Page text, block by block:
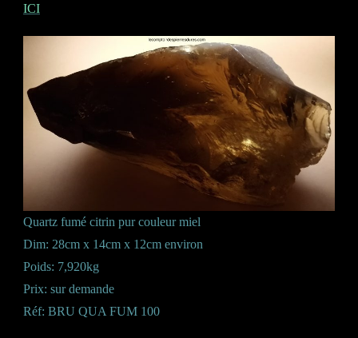
ICI
Quartz fumé citrin pur couleur miel
Dim: 28cm x 14cm x 12cm environ
Poids: 7,920kg
Prix: sur demande
Réf: BRU QUA FUM 100